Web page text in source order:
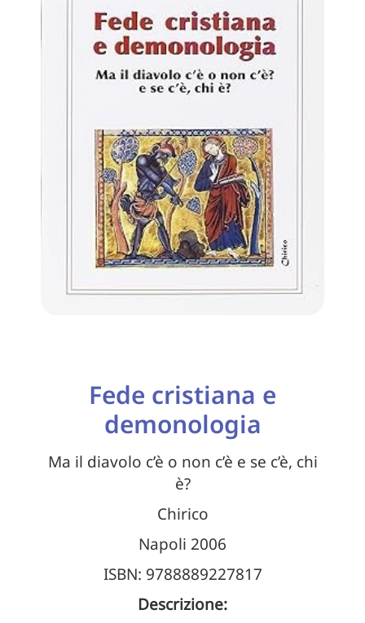
Fede cristiana e
demonologia
Ma il diavolo c’è o non c’è e se c’è, chi
è?
Chirico
Napoli 2006
ISBN: 9788889227817
Descrizione: